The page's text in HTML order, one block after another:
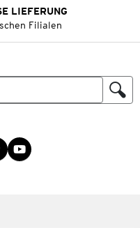
LIEFERUNG
Filialen